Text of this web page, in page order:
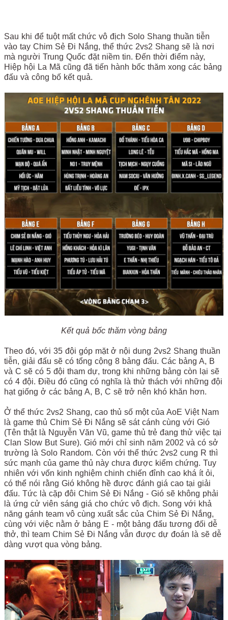
Sau khi để tuột mất chức vô địch Solo Shang thuần tiễn
vào tay Chim Sẻ Đi Nắng, thể thức 2vs2 Shang sẽ là nơi
mà người Trung Quốc đặt niềm tin. Đến thời điểm này,
Hiệp hội La Mã cũng đã tiến hành bốc thăm xong các bảng
đấu và công bố kết quả.
Kết quả bốc thăm vòng bảng
Theo đó, với 35 đội góp mặt ở nội dung 2vs2 Shang thuần
tiễn, giải đấu sẽ có tổng cộng 8 bảng đấu. Các bảng A, B
và C sẽ có 5 đội tham dự, trong khi những bảng còn lại sẽ
có 4 đội. Điều đó cũng có nghĩa là thử thách với những đội
hạt giống ở các bảng A, B, C sẽ trở nên khó khăn hơn.
Ở thể thức 2vs2 Shang, cao thủ số một của AoE Việt Nam
là game thủ Chim Sẻ Đi Nắng sẽ sát cánh cùng với Gió
(Tên thật là Nguyễn Văn Vũ, game thủ trẻ đang thử việc tại
Clan Slow But Sure). Gió mới chỉ sinh năm 2002 và có sở
trường là Solo Random. Còn với thể thức 2vs2 cung R thì
sức mạnh của game thủ này chưa được kiểm chứng. Tuy
nhiên với vốn kinh nghiệm chinh chiến đỉnh cao khá ít ỏi,
có thể nói rằng Gió không hề được đánh giá cao tại giải
đấu. Tức là cặp đôi Chim Sẻ Đi Nắng - Gió sẽ không phải
là ứng cử viên sáng giá cho chức vô địch. Song với khả
năng gánh team vô cùng xuất sắc của Chim Sẻ Đi Nắng,
cùng với việc nằm ở bảng E - một bảng đấu tương đối dễ
thở, thì team Chim Sẻ Đi Nắng vẫn được dự đoán là sẽ dễ
dàng vượt qua vòng bảng.